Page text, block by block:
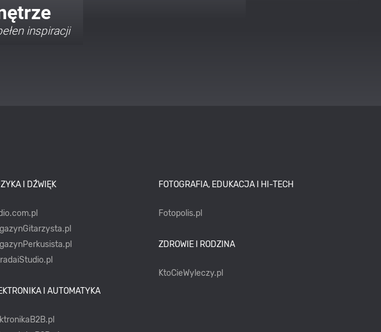
Styl
I DŹWIĘK
I AUTOMATYKA
FOTOGRAFIA, EDUKACJA I HI-TECH
Fotopolis.pl
ZDROWIE I RODZINA
KtoCieWyleczy.pl